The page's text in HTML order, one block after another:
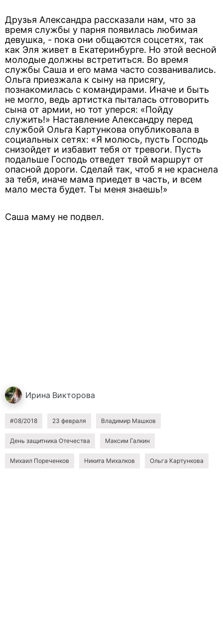
Друзья Александра рассказали нам, что за
время службы у парня появилась любимая
девушка, - пока они общаются соцсетях, так
как Эля живет в Екатеринбурге. Но этой весной
молодые должны встретиться. Во время
службы Саша и его мама часто созванивались.
Ольга приезжала к сыну на присягу,
познакомилась с командирами. Иначе и быть
не могло, ведь артистка пыталась отговорить
сына от армии, но тот уперся: «Пойду
служить!» Наставление Александру перед
службой Ольга Картункова опубликовала в
социальных сетях: «Я молюсь, пусть Господь
снизойдет и избавит тебя от тревоги. Пусть
подальше Господь отведет твой маршрут от
опасной дороги. Сделай так, чтоб я не краснела
за тебя, иначе мама приедет в часть, и всем
мало места будет. Ты меня знаешь!»
Саша маму не подвел.
Ирина Викторова
#08/2018 23 февраля Владимир Машков
День защитника Отечества Максим Галкин
Михаил Пореченков Никита Михалков Ольга Картункова